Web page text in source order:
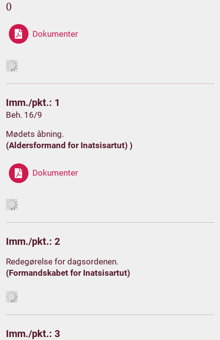
()
Dokumenter
Imm./pkt.: 1
Beh. 16/9
Mødets åbning.
(Aldersformand for Inatsisartut) )
Dokumenter
Imm./pkt.: 2
Redegørelse for dagsordenen.
(Formandskabet for Inatsisartut)
Imm./pkt.: 3